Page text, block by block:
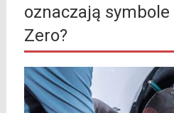
oznaczają
Zero?